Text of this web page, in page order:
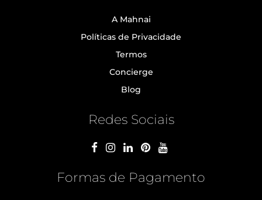
A Mahnai
Políticas de Privacidade
Termos
Concierge
Blog
Redes Sociais
Formas de Pagamento